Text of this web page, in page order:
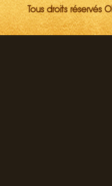
Tous droits réservés